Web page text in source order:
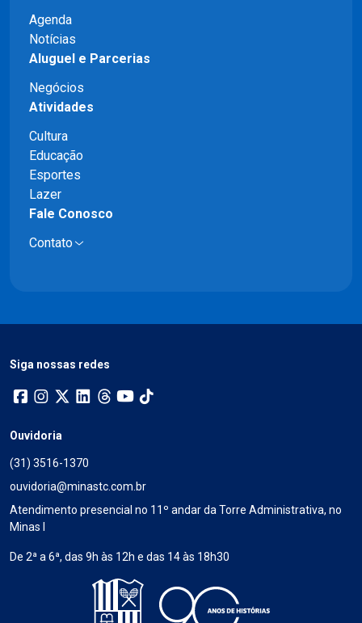
Agenda
Notícias
Aluguel e Parcerias
Negócios
Atividades
Cultura
Educação
Esportes
Lazer
Fale Conosco
Contato
Siga nossas redes
Ouvidoria
(31) 3516-1370
ouvidoria@minastc.com.br
Atendimento presencial no 11º andar da Torre Administrativa, no
Minas I
De 2ª a 6ª, das 9h às 12h e das 14 às 18h30